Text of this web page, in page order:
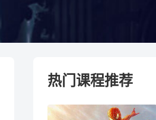
热门课程推荐